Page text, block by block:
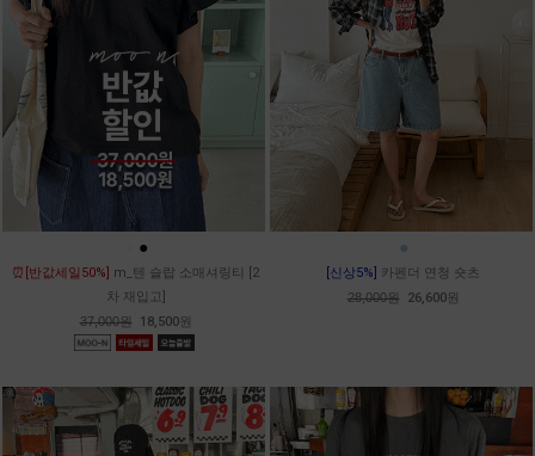
●
⏰[반값세일50%] m_텐 슬랍 소매셔링티 [2
차 재입고]
37,000원 18,500원
●
[신상5%] 카펜더 연청 숏츠
28,000원 26,600원